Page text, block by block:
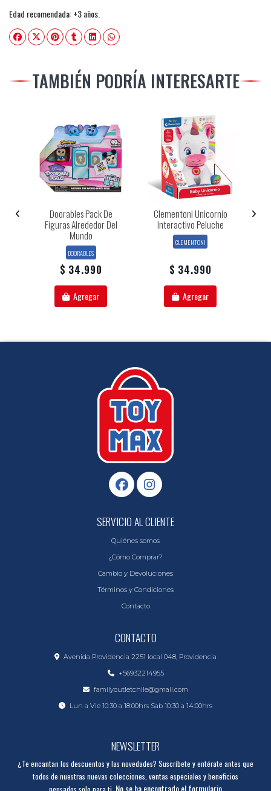
Edad recomendada: +3 años.
TAMBIÉN PODRÍA INTERESARTE
Doorables Pack De
Figuras Alrededor Del
Mundo
DOORABLES
$ 34.990
Agregar
Clementoni Unicornio
Interactivo Peluche
CLEMENTONI
$ 34.990
Agregar
SERVICIO AL CLIENTE
Quiénes somos
¿Cómo Comprar?
Cambio y Devoluciones
Términos y Condiciones
Contacto
CONTACTO
Avenida Providencia 2251 local 048, Providencia
+56932214955
familyoutletchile@gmail.com
Lun a Vie 10:30 a 18:00hrs Sab 10:30 a 14:00hrs
NEWSLETTER
¿Te encantan los descuentos y las novedades? Suscríbete y entérate antes que
todos de nuestras nuevas colecciones, ventas especiales y beneficios
No se ha encontrado el formulario